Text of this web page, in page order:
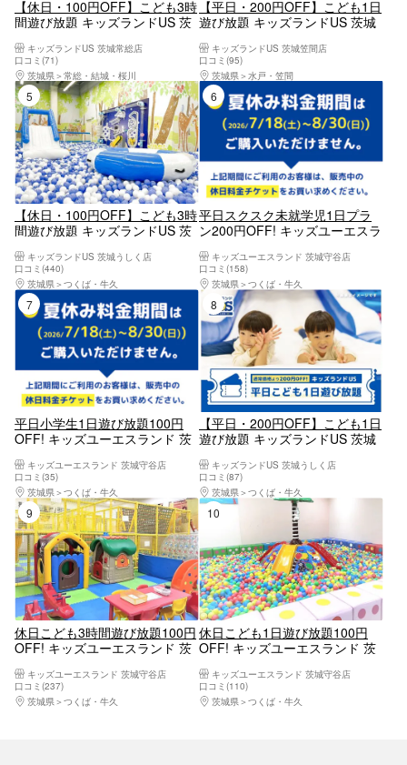
【休日・100円OFF】こども3時
間遊び放題 キッズランドUS 茨
キッズランドUS 茨城常総店
口コミ(71)
茨城県
常総・結城・桜川
【平日・200円OFF】こども1日
遊び放題 キッズランドUS 茨城
キッズランドUS 茨城笠間店
口コミ(95)
茨城県
水戸・笠間
5位
【休日・100円OFF】こども3時
間遊び放題 キッズランドUS 茨
キッズランドUS 茨城うしく店
口コミ(440)
茨城県
つくば・牛久
6位
平日スクスク未就学児1日プラ
ン200円OFF! キッズユーエスラ
キッズユーエスランド 茨城守谷店
口コミ(158)
茨城県
つくば・牛久
7位
平日小学生1日遊び放題100円
OFF! キッズユーエスランド 茨
キッズユーエスランド 茨城守谷店
口コミ(35)
茨城県
つくば・牛久
8位
【平日・200円OFF】こども1日
遊び放題 キッズランドUS 茨城
キッズランドUS 茨城うしく店
口コミ(87)
茨城県
つくば・牛久
9位
休日こども3時間遊び放題100円
OFF! キッズユーエスランド 茨
キッズユーエスランド 茨城守谷店
口コミ(237)
茨城県
つくば・牛久
休日こども1日遊び放題100円
OFF! キッズユーエスランド 茨
キッズユーエスランド 茨城守谷店
口コミ(110)
茨城県
つくば・牛久